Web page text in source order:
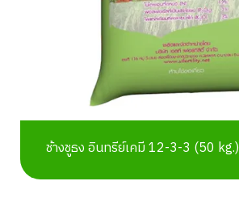
ช้างชูธง อินทรีย์เคมี 12-3-3 (50 kg.)